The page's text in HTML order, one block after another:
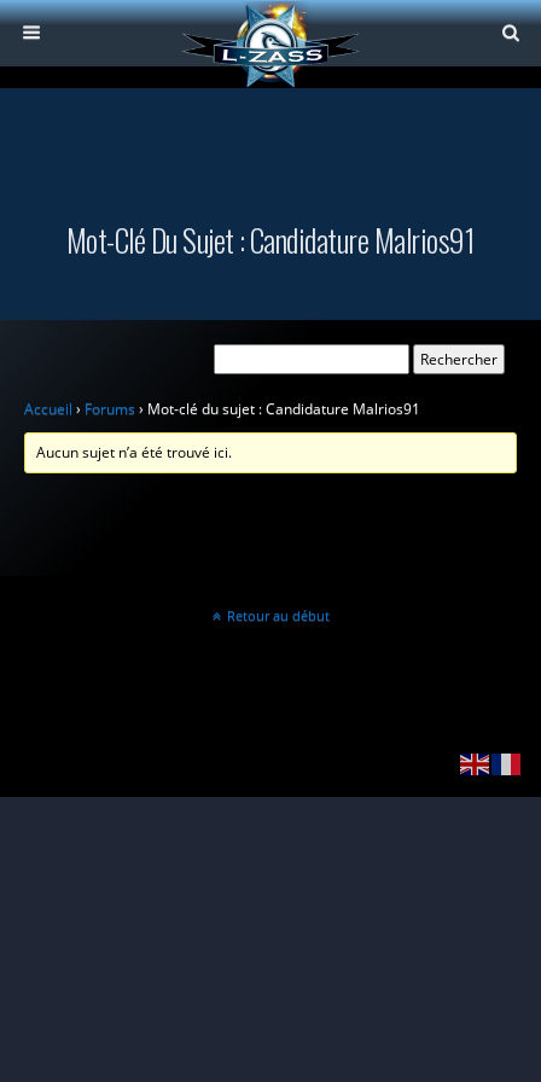
Mot-Clé Du Sujet : Candidature Malrios91
Accueil › Forums › Mot-clé du sujet : Candidature Malrios91
Aucun sujet n’a été trouvé ici.
Retour au début